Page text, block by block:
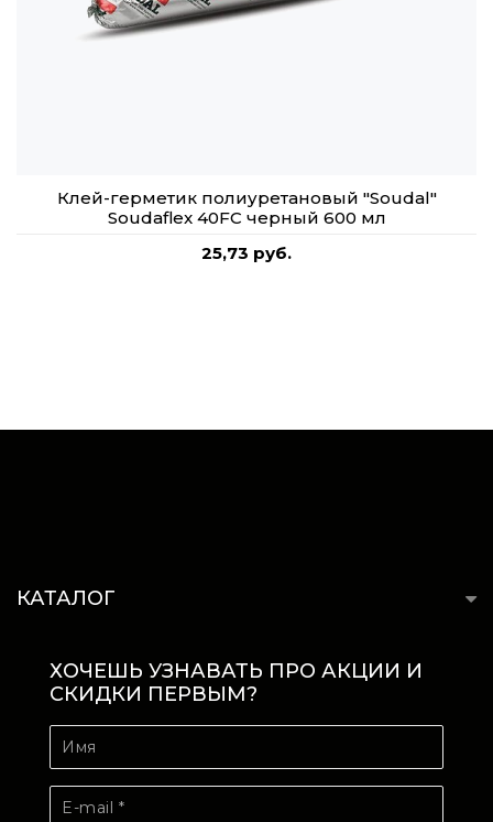
Клей-герметик полиуретановый "Soudal"
Soudaflex 40FC черный 600 мл
25,73 руб.
КАТАЛОГ
ХОЧЕШЬ УЗНАВАТЬ ПРО АКЦИИ И
СКИДКИ ПЕРВЫМ?